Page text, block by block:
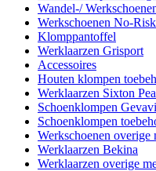
Wandel-/
Werkschoenen No-Risk
Klomppantoffel
Werklaarzen Grisport
Accessoires
Houten klompen
Werklaarzen Sixton
Schoenklompen Gevavi
Schoenklompen
Werkschoenen overige
Werklaarzen Bekina
Werklaarzen overige